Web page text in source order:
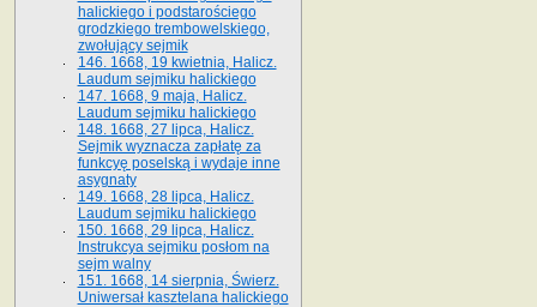
halickiego i podstarościego
grodzkiego trembowelskiego,
zwołujący sejmik
146. 1668, 19 kwietnia, Halicz.
Laudum sejmiku halickiego
147. 1668, 9 maja, Halicz.
Laudum sejmiku halickiego
148. 1668, 27 lipca, Halicz.
Sejmik wyznacza zapłatę za
funkcyę poselską i wydaje inne
asygnaty
149. 1668, 28 lipca, Halicz.
Laudum sejmiku halickiego
150. 1668, 29 lipca, Halicz.
Instrukcya sejmiku posłom na
sejm walny
151. 1668, 14 sierpnia, Świerz.
Uniwersał kasztelana halickiego